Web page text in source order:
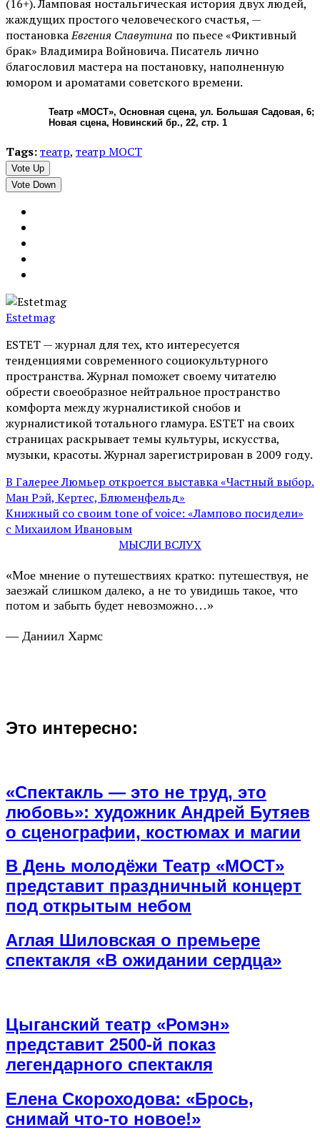
(16+). Ламповая ностальгическая история двух людей,
жаждущих простого человеческого счастья, —
постановкаЕвгения Славутина по пьесе «Фиктивный
брак» Владимира Войновича. Писатель лично
благословил мастера на постановку, наполненную
юмором и ароматами советского времени.
Театр «МОСТ», Основная сцена, ул. Большая Садовая, 6;
Новая сцена, Новинский бр., 22, стр. 1
Tags:театр, театр МОСТ
Vote Up
Vote Down
Estetmag
ESTET — журнал для тех, кто интересуeтся
тенденциями современного социокультурного
пространства. Журнал поможет своему читателю
обрести своеобразное нейтральное пространство
комфорта между журналистикой снобов и
журналистикой тотального гламура. ESTET на своих
страницах раскрывает темы культуры, искусства,
музыки, красоты. Журнал зарегистрирован в 2009 году.
В Галерее Люмьер откроется выставка «‎Частный выбор.
Ман Рэй, Кертес, Блюменфельд»
Книжный со своим tone of voice: «Лампово посидели»
с Михаилом Ивановым
МЫСЛИ ВСЛУХ
«Мое мнение о путешествиях кратко: путешествуя, не
заезжай слишком далеко, а не то увидишь такое, что
потом и забыть будет невозможно…»
— Даниил Хармс
Это интересно:
«Спектакль — это не труд, это
любовь»: художник Андрей Бутяев
о сценографии, костюмах и магии
В День молодёжи Театр «МОСТ»
представит праздничный концерт
под открытым небом
Аглая Шиловская о премьере
спектакля «В ожидании сердца»
Цыганский театр «Ромэн»
представит 2500-й показ
легендарного спектакля
Елена Скороходова: «Брось,
снимай что-то новое!»